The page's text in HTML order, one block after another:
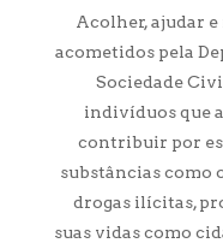
Acolher, ajudar
acometidos pela
Sociedade
indivíduos que
contribuir por
substâncias como
drogas ilícitas,
suas vidas como